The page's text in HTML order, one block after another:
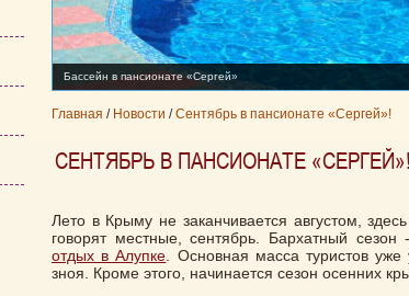
Бассейн в пансионате «Сергей»
Главная / Новости /Сентябрь в пансионате «Сергей»!
СЕНТЯБРЬ В ПАНСИОНАТЕ «СЕРГЕЙ»!
Лето в Крыму не заканчивается августом,
говорят местные, сентябрь. Бархатный сезон
отдых в Алупке. Основная масса туристов
зноя. Кроме этого, начинается сезон осенних